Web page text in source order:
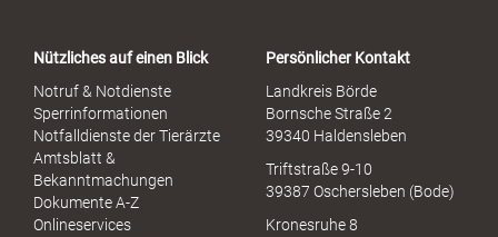
x
Nützliches auf einen Blick
Notruf & Notdienste
Sperrinformationen
Notfalldienste der Tierärzte
Amtsblatt &
Bekanntmachungen
Dokumente A-Z
Onlineservices
Persönlicher Kontakt
Landkreis Börde
Bornsche Straße 2
39340 Haldensleben
Triftstraße 9-10
39387 Oschersleben (Bode)
Kronesruhe 8